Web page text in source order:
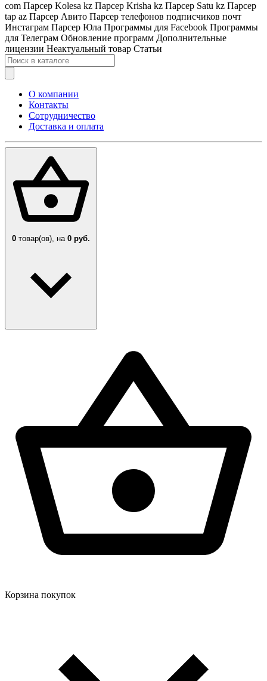
com Парсер Kolesa kz Парсер Krisha kz Парсер Satu kz Парсер
tap az Парсер Авито Парсер телефонов подписчиков почт
Инстаграм Парсер Юла Программы для Facebook Программы
для Телеграм Обновление программ Дополнительные
лицензии Неактуальный товар Статьи
О компании
Контакты
Сотрудничество
Доставка и оплата
0 товар(ов), на 0 руб.
Корзина покупок